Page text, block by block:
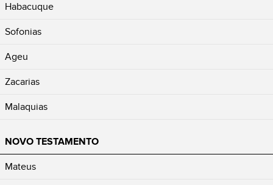
Habacuque
Sofonias
Ageu
Zacarias
Malaquias
NOVO TESTAMENTO
Mateus